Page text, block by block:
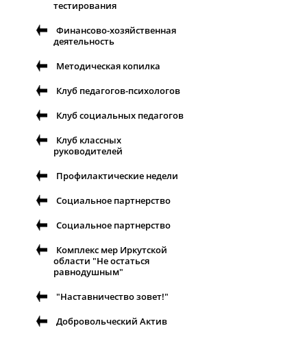
тестирования
Финансово-хозяйственная
деятельность
Методическая копилка
Клуб педагогов-психологов
Клуб социальных педагогов
Клуб классных
руководителей
Профилактические недели
Социальное партнерство
Социальное партнерство
Комплекс мер Иркутской
области "Не остаться
равнодушным"
"Наставничество зовет!"
Добровольческий Актив